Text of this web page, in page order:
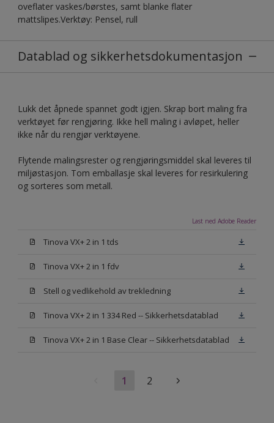
oveflater vaskes/børstes, samt blanke flater
mattslipes.Verktøy: Pensel, rull
Datablad og sikkerhetsdokumentasjon
Lukk det åpnede spannet godt igjen. Skrap bort maling fra
verktøyet før rengjøring. Ikke hell maling i avløpet, heller
ikke når du rengjør verktøyene.
Flytende malingsrester og rengjøringsmiddel skal leveres til
miljøstasjon. Tom emballasje skal leveres for resirkulering
og sorteres som metall.
Last ned Adobe Reader
Tinova VX+ 2 in 1 tds
Tinova VX+ 2 in 1 fdv
Stell og vedlikehold av trekledning
Tinova VX+ 2 in 1 334 Red -- Sikkerhetsdatablad
Tinova VX+ 2 in 1 Base Clear -- Sikkerhetsdatablad
1 2